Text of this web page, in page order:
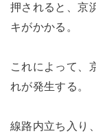
押されると、京
キがかかる。
これによって、
れが発生する。
線路内立ち入り